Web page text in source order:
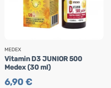
MEDEX
Vitamin D3 JUNIOR 500
Medex (30 ml)
6,90€